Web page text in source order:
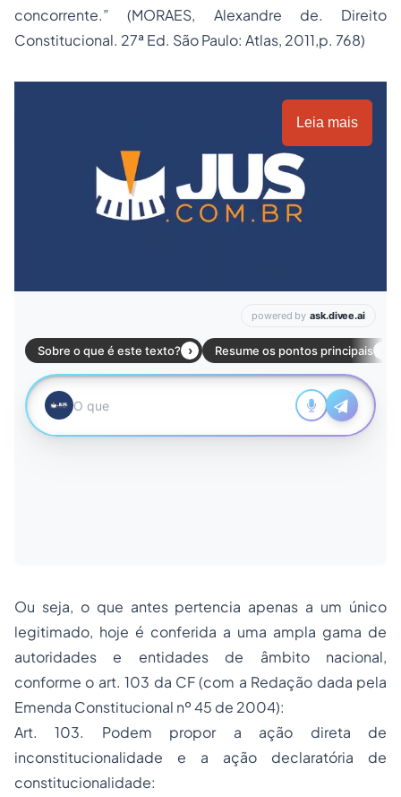
concorrente.” (MORAES, Alexandre de. Direito
Constitucional. 27ª Ed. São Paulo: Atlas, 2011,p. 768)
Leia mais
Ou seja, o que antes pertencia apenas a um único
legitimado, hoje é conferida a uma ampla gama de
autoridades e entidades de âmbito nacional,
conforme o art. 103 da CF (com a Redação dada pela
Emenda Constitucional nº 45 de 2004):
Art. 103. Podem propor a ação direta de
inconstitucionalidade e a ação declaratória de
constitucionalidade: